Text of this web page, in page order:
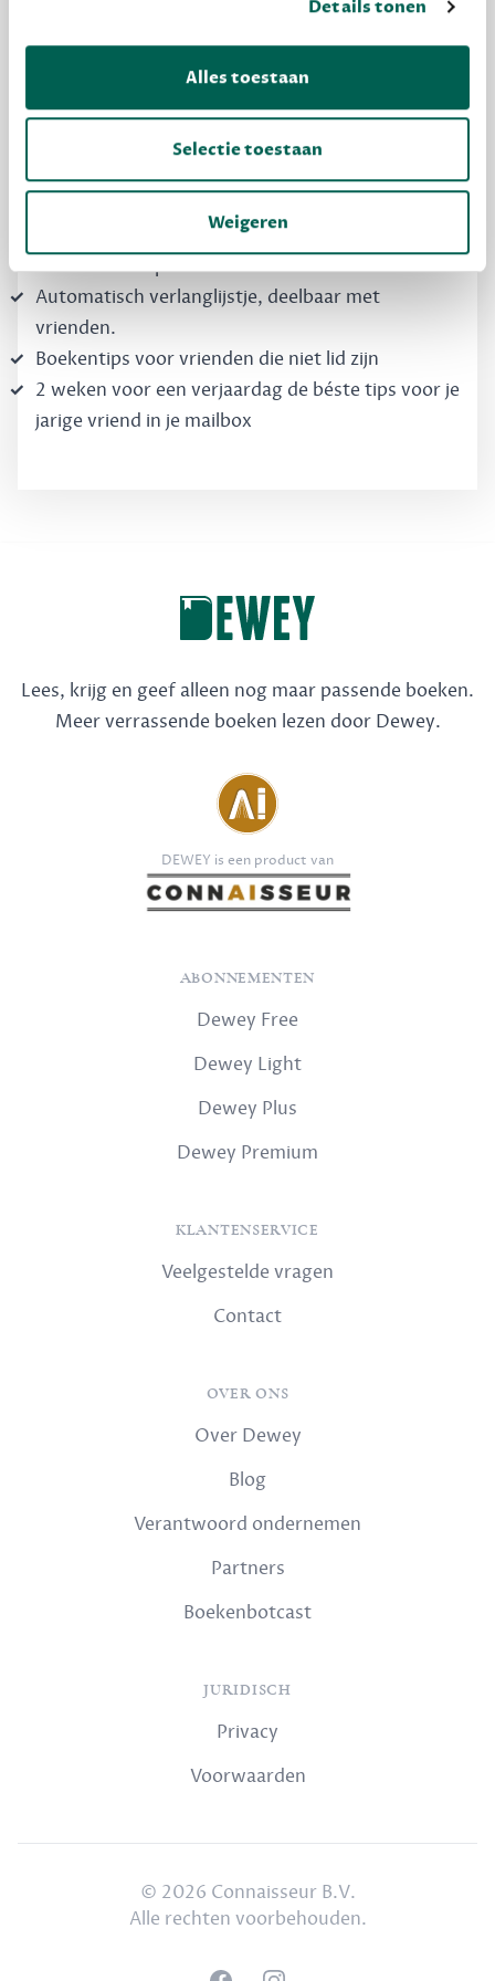
Details tonen
Alles toestaan
Selectie toestaan
Weigeren
Krijg boekentips, persoonlijk voor jou en je
Schrijf nu gratis in
Boekentips, speciaal voor jouw smaak, die je
direct kunt kopen
Automatisch verlanglijstje, deelbaar met
vrienden.
Boekentips voor vrienden die niet lid zijn
2 weken voor een verjaardag de béste tips voor je
jarige vriend in je mailbox
Lees, krijg en geef alleen nog maar passende boeken.
Meer verrassende boeken lezen door Dewey.
DEWEY is een product van
ABONNEMENTEN
Dewey Free
Dewey Light
Dewey Plus
Dewey Premium
KLANTENSERVICE
Veelgestelde vragen
Contact
OVER ONS
Over Dewey
Blog
Verantwoord ondernemen
Partners
Boekenbotcast
JURIDISCH
Privacy
Voorwaarden
© 2026 Connaisseur B.V.
Alle rechten voorbehouden.